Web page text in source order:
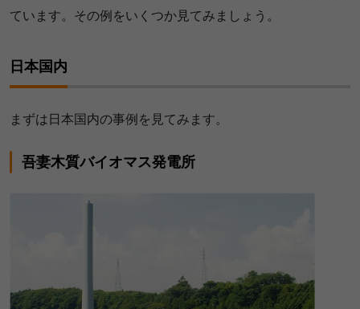
ています。その例をいくつか見てみましょう。
日本国内
まずは日本国内の事例を見てみます。
吾妻木質バイオマス発電所